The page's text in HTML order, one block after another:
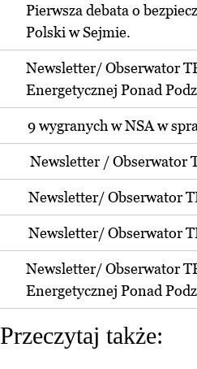
Pierwsza debata o
Polski w Sejmie.
Newsletter/ Obserwator
Energetycznej Ponad
9 wygranych w NSA w
Newsletter / Obserwator
Newsletter/ Obserwator
Newsletter/ Obserwator
Newsletter/ Obserwator
Energetycznej Ponad
Przeczytaj także: